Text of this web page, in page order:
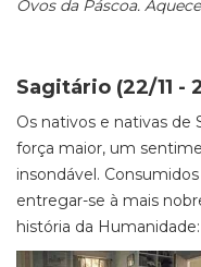
Ovos da Páscoa.
Sagitário (22/11 -
Os nativos e nativas de
força maior, um
insondável.
entregar-se à mais
história da Humanidade: